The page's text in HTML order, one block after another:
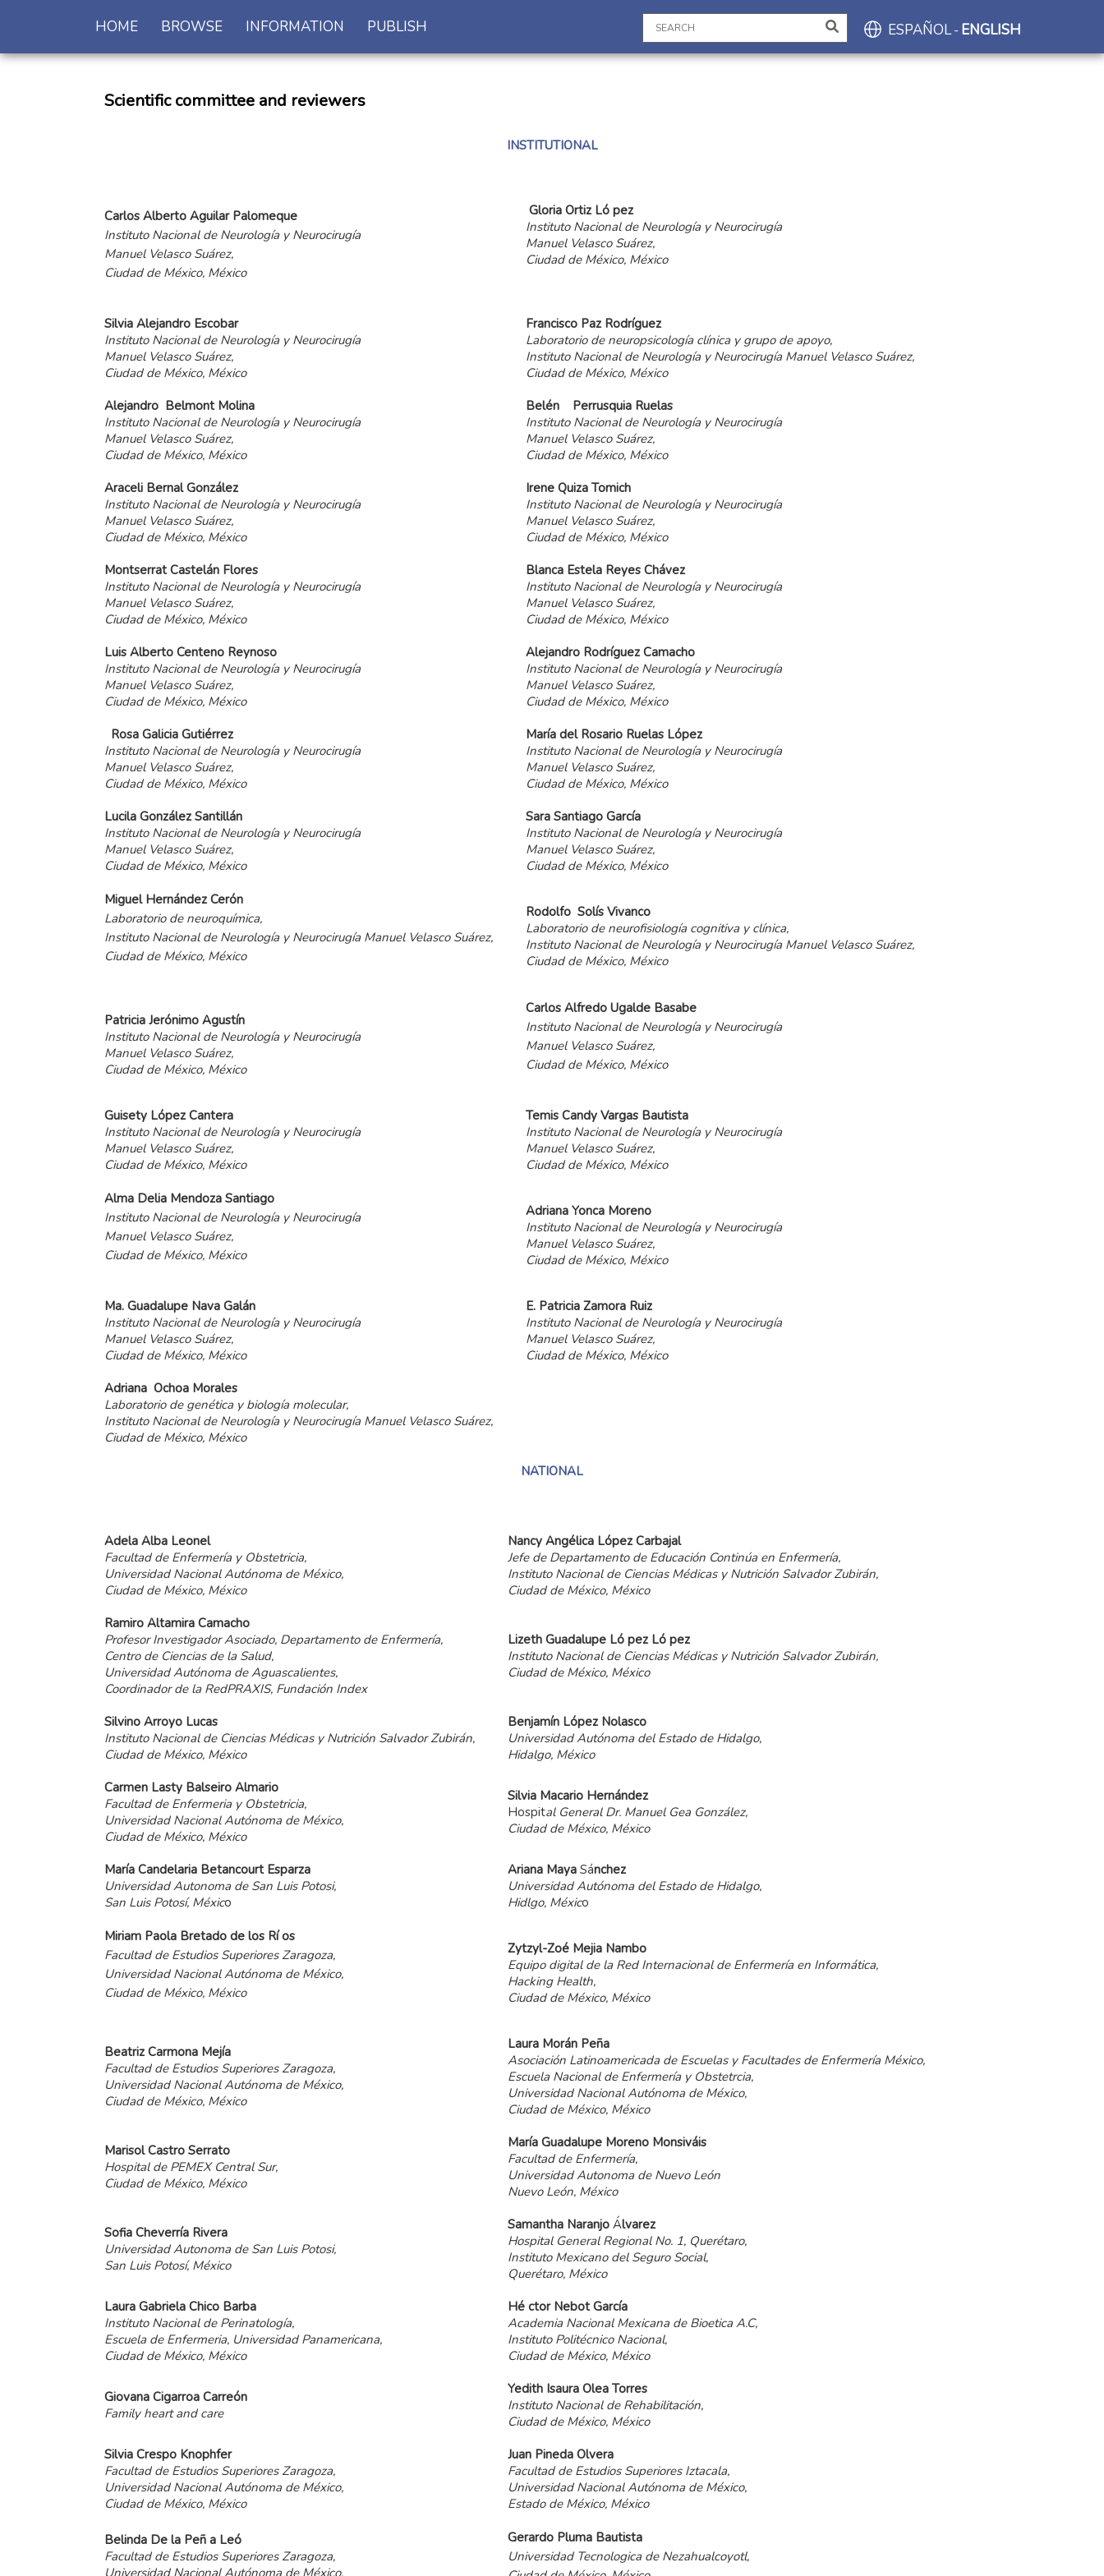
HOME BROWSE INFORMATION PUBLISH ESPAÑOL- ENGLISH
Scientific committee and reviewers
INSTITUTIONAL
Carlos Alberto Aguilar Palomeque
Instituto Nacional de Neurología y Neurocirugía
Manuel Velasco Suárez,
Ciudad de México, México
Gloria Ortiz Ló pez
Instituto Nacional de Neurología y Neurocirugía
Manuel Velasco Suárez,
Ciudad de México, México
Silvia Alejandro Escobar
Instituto Nacional de Neurología y Neurocirugía
Manuel Velasco Suárez,
Ciudad de México, México
Francisco Paz Rodríguez
Laboratorio de neuropsicología clínica y grupo de apoyo,
Instituto Nacional de Neurología y Neurocirugía Manuel Velasco Suárez,
Ciudad de México, México
Alejandro Belmont Molina
Instituto Nacional de Neurología y Neurocirugía
Manuel Velasco Suárez,
Ciudad de México, México
Belén Perrusquia Ruelas
Instituto Nacional de Neurología y Neurocirugía
Manuel Velasco Suárez,
Ciudad de México, México
Araceli Bernal González
Instituto Nacional de Neurología y Neurocirugía
Manuel Velasco Suárez,
Ciudad de México, México
Irene Quiza Tomich
Instituto Nacional de Neurología y Neurocirugía
Manuel Velasco Suárez,
Ciudad de México, México
Montserrat Castelán Flores
Instituto Nacional de Neurología y Neurocirugía
Manuel Velasco Suárez,
Ciudad de México, México
Blanca Estela Reyes Chávez
Instituto Nacional de Neurología y Neurocirugía
Manuel Velasco Suárez,
Ciudad de México, México
Luis Alberto Centeno Reynoso
Instituto Nacional de Neurología y Neurocirugía
Manuel Velasco Suárez,
Ciudad de México, México
Alejandro Rodríguez Camacho
Instituto Nacional de Neurología y Neurocirugía
Manuel Velasco Suárez,
Ciudad de México, México
Rosa Galicia Gutiérrez
Instituto Nacional de Neurología y Neurocirugía
Manuel Velasco Suárez,
Ciudad de México, México
María del Rosario Ruelas López
Instituto Nacional de Neurología y Neurocirugía
Manuel Velasco Suárez,
Ciudad de México, México
Lucila González Santillán
Instituto Nacional de Neurología y Neurocirugía
Manuel Velasco Suárez,
Ciudad de México, México
Sara Santiago García
Instituto Nacional de Neurología y Neurocirugía
Manuel Velasco Suárez,
Ciudad de México, México
Miguel Hernández Cerón
Laboratorio de neuroquímica,
Instituto Nacional de Neurología y Neurocirugía Manuel Velasco Suárez,
Ciudad de México, México
Rodolfo Solís Vivanco
Laboratorio de neurofisiología cognitiva y clínica,
Instituto Nacional de Neurología y Neurocirugía Manuel Velasco Suárez,
Ciudad de México, México
Patricia Jerónimo Agustín
Instituto Nacional de Neurología y Neurocirugía
Manuel Velasco Suárez,
Ciudad de México, México
Carlos Alfredo Ugalde Basabe
Instituto Nacional de Neurología y Neurocirugía
Manuel Velasco Suárez,
Ciudad de México, México
Guisety López Cantera
Instituto Nacional de Neurología y Neurocirugía
Manuel Velasco Suárez,
Ciudad de México, México
Temis Candy Vargas Bautista
Instituto Nacional de Neurología y Neurocirugía
Manuel Velasco Suárez,
Ciudad de México, México
Alma Delia Mendoza Santiago
Instituto Nacional de Neurología y Neurocirugía
Manuel Velasco Suárez,
Ciudad de México, México
Adriana Yonca Moreno
Instituto Nacional de Neurología y Neurocirugía
Manuel Velasco Suárez,
Ciudad de México, México
Ma. Guadalupe Nava Galán
Instituto Nacional de Neurología y Neurocirugía
Manuel Velasco Suárez,
Ciudad de México, México
E. Patricia Zamora Ruiz
Instituto Nacional de Neurología y Neurocirugía
Manuel Velasco Suárez,
Ciudad de México, México
Adriana Ochoa Morales
Laboratorio de genética y biología molecular,
Instituto Nacional de Neurología y Neurocirugía Manuel Velasco Suárez,
Ciudad de México, México
NATIONAL
Adela Alba Leonel
Facultad de Enfermería y Obstetricia,
Universidad Nacional Autónoma de México,
Ciudad de México, México
Nancy Angélica López Carbajal
Jefe de Departamento de Educación Continúa en Enfermería,
Instituto Nacional de Ciencias Médicas y Nutrición Salvador Zubirán,
Ciudad de México, México
Ramiro Altamira Camacho
Profesor Investigador Asociado, Departamento de Enfermería,
Centro de Ciencias de la Salud,
Universidad Autónoma de Aguascalientes,
Coordinador de la RedPRAXIS, Fundación Index
Lizeth Guadalupe Ló pez Ló pez
Instituto Nacional de Ciencias Médicas y Nutrición Salvador Zubirán,
Ciudad de México, México
Silvino Arroyo Lucas
Instituto Nacional de Ciencias Médicas y Nutrición Salvador Zubirán,
Ciudad de México, México
Benjamín López Nolasco
Universidad Autónoma del Estado de Hidalgo,
Hidalgo, México
Carmen Lasty Balseiro Almario
Facultad de Enfermeria y Obstetricia,
Universidad Nacional Autónoma de México,
Ciudad de México, México
Silvia Macario Hernández
Hospital General Dr. Manuel Gea González,
Ciudad de México, México
María Candelaria Betancourt Esparza
Universidad Autonoma de San Luis Potosi,
San Luis Potosí, México
Ariana Maya Sánchez
Universidad Autónoma del Estado de Hidalgo,
Hidlgo, México
Miriam Paola Bretado de los Rí os
Facultad de Estudios Superiores Zaragoza,
Universidad Nacional Autónoma de México,
Ciudad de México, México
Zytzyl-Zoé Mejia Nambo
Equipo digital de la Red Internacional de Enfermería en Informática,
Hacking Health,
Ciudad de México, México
Beatriz Carmona Mejía
Facultad de Estudios Superiores Zaragoza,
Universidad Nacional Autónoma de México,
Ciudad de México, México
Laura Morán Peña
Asociación Latinoamericada de Escuelas y Facultades de Enfermería México,
Escuela Nacional de Enfermería y Obstetrcia,
Universidad Nacional Autónoma de México,
Ciudad de México, México
Marisol Castro Serrato
Hospital de PEMEX Central Sur,
Ciudad de México, México
María Guadalupe Moreno Monsiváis
Facultad de Enfermería,
Universidad Autonoma de Nuevo León
Nuevo León, México
Sofia Cheverría Rivera
Universidad Autonoma de San Luis Potosi,
San Luis Potosí, México
Samantha Naranjo Álvarez
Hospital General Regional No. 1, Querétaro,
Instituto Mexicano del Seguro Social,
Querétaro, México
Laura Gabriela Chico Barba
Instituto Nacional de Perinatología,
Escuela de Enfermeria, Universidad Panamericana,
Ciudad de México, México
Hé ctor Nebot García
Academia Nacional Mexicana de Bioetica A.C,
Instituto Politécnico Nacional,
Ciudad de México, México
Giovana Cigarroa Carreón
Family heart and care
Yedith Isaura Olea Torres
Instituto Nacional de Rehabilitación,
Ciudad de México, México
Silvia Crespo Knophfer
Facultad de Estudios Superiores Zaragoza,
Universidad Nacional Autónoma de México,
Ciudad de México, México
Juan Pineda Olvera
Facultad de Estudios Superiores Iztacala,
Universidad Nacional Autónoma de México,
Estado de México, México
Belinda De la Peñ a Leó
Facultad de Estudios Superiores Zaragoza,
Universidad Nacional Autónoma de México,
Gerardo Pluma Bautista
Universidad Tecnologica de Nezahualcoyotl,